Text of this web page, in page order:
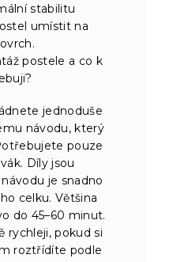
stabilitu
umístit na
postele a co k
jednoduše
návodu, který
pouze
Díly jsou
je snadno
celku. Většina
do 45–60 minut.
rychleji, pokud si
roztřídíte podle